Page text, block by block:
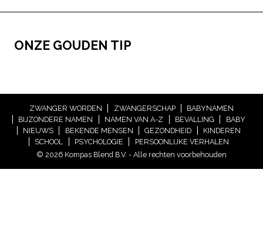
ONZE GOUDEN TIP
ZWANGER WORDEN ZWANGERSCHAP
BABYNAMEN
BIJZONDERE NAMEN
NAMEN VAN A-Z BEVALLING
BABY
NIEUWS
BEKENDE MENSEN GEZONDHEID
KINDEREN
SCHOOL
PSYCHOLOGIE
PERSOONLIJKE VERHALEN
© 2026 Kompas Blend B.V. - Alle rechten voorbehouden